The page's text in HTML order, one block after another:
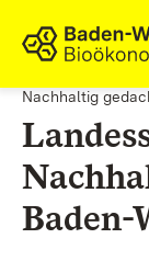
Zum
Link zur
Nachhaltig